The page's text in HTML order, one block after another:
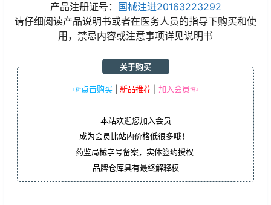
产品注册证号：
国械注进20163223292
请仔细阅读产品说明书或者在医务人员的指导下购买和使
用，禁忌内容或注意事项详见说明书
☞点击购买 新品推荐 加入会员☜
关于购买
本站欢迎您加入会员
成为会员比站内价格低很多哦！
药监局械字号备案，实体签约授权
品牌仓库具有最终解释权